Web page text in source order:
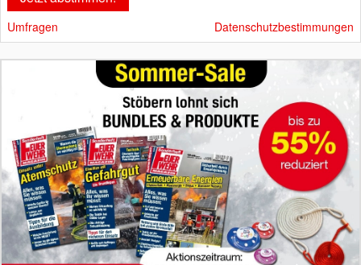
Umfragen Datenschutzbestimmungen